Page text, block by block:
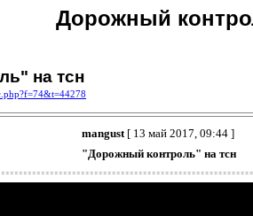
Дорожный
на тсн
mangust[ 13 май 2017, 09:44 ]
"Дорожный контроль" на тсн